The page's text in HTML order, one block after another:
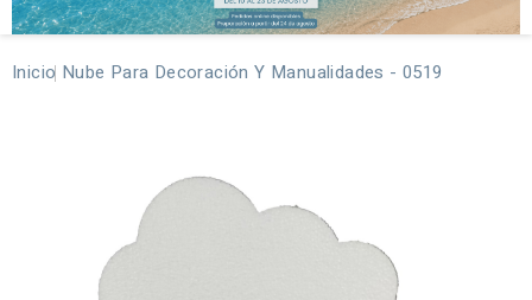
Inicio Nube Para Decoración Y Manualidades - 0519